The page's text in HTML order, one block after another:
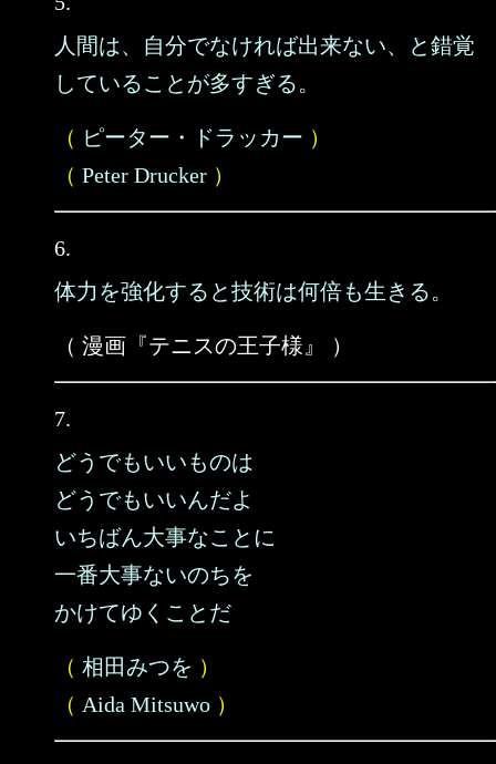
人間は、自分でなければ出来ない、と錯覚
していることが多すぎる。
（ ピーター・ドラッカー ）
（ Peter Drucker ）
6.
体力を強化すると技術は何倍も生きる。
（ 漫画『テニスの王子様』 ）
7.
どうでもいいものは
どうでもいいんだよ
いちばん大事なことに
一番大事ないのちを
かけてゆくことだ
（ 相田みつを ）
（ Aida Mitsuwo ）